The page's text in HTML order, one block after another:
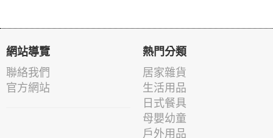
網站導覽
聯絡我們
官方網站
熱門分類
居家雜貨
生活用品
日式餐具
母嬰幼童
戶外用品